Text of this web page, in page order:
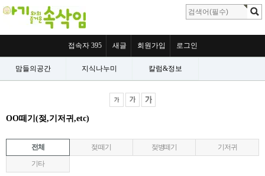
접속자 395 새글 회원가입 로그인
맘들의공간 지식나누미 칼럼&정보
OO떼기(젖,기저귀,etc)
전체 젖 떼기 젖병떼기
기저귀
기타